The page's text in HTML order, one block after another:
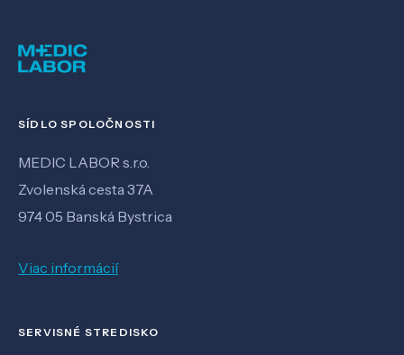
SÍDLO SPOLOČNOSTI
MEDIC LABOR s.r.o.
Zvolenská cesta 37A
974 05 Banská Bystrica
Viac informácií
SERVISNÉ STREDISKO